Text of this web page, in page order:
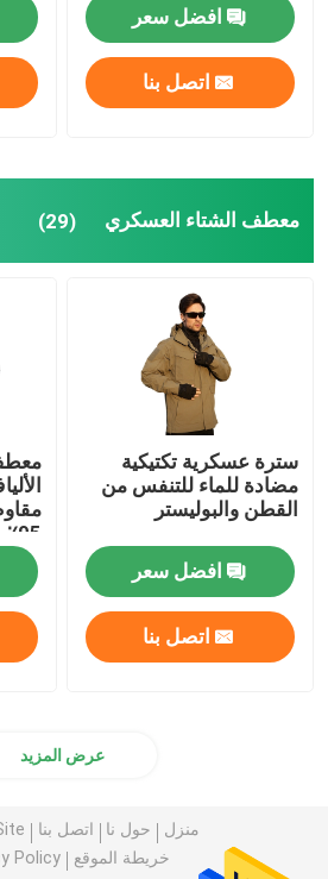
افضل سعر
اتصل بنا
معطف الشتاء العسكري (29)
سترة عسكرية تكتيكية
مضادة للماء للتنفس من
القطن والبوليستر
افضل سعر
اتصل بنا
95٪ بوليستر
عرض المزيد
منزل حول نا اتصل بنا
خريطة الموقع
Policy